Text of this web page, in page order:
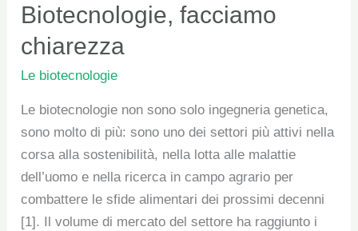
Biotecnologie, facciamo
chiarezza
Le biotecnologie
Le biotecnologie non sono solo ingegneria genetica,
sono molto di più: sono uno dei settori più attivi nella
corsa alla sostenibilità, nella lotta alle malattie
dell’uomo e nella ricerca in campo agrario per
combattere le sfide alimentari dei prossimi decenni
[1]. Il volume di mercato del settore ha raggiunto i
Biotecnologie,
chiarezza